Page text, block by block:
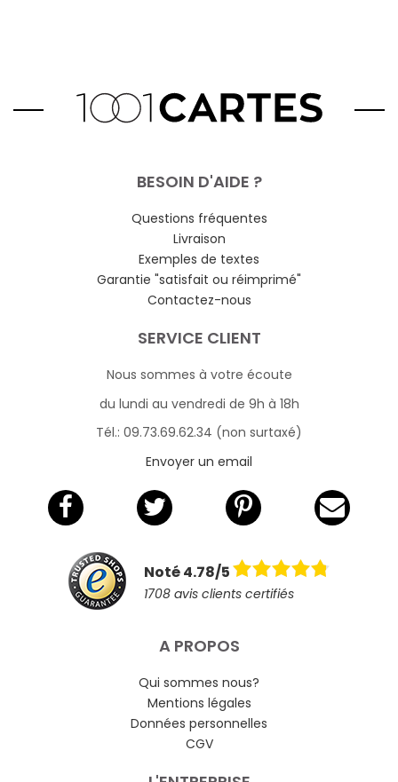
BESOIN D'AIDE ?
Questions fréquentes
Livraison
Exemples de textes
Garantie "satisfait ou réimprimé"
Contactez-nous
SERVICE CLIENT
Nous sommes à votre écoute
du lundi au vendredi de 9h à 18h
Tél.: 09.73.69.62.34 (non surtaxé)
Envoyer un email
Noté 4.78/5
1708 avis clients certifiés
A PROPOS
Qui sommes nous?
Mentions légales
Données personnelles
CGV